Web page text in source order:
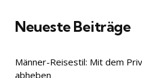
Neueste Beiträge
Männer-Reisestil: Mit dem
abheben